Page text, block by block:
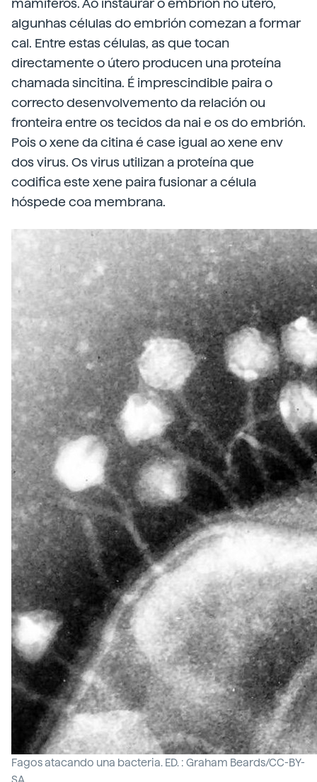
mamíferos. Ao instaurar o embrión no útero,
algunhas células do embrión comezan a formar
cal. Entre estas células, as que tocan
directamente o útero producen una proteína
chamada sincitina. É imprescindible paira o
correcto desenvolvemento da relación ou
fronteira entre os tecidos da nai e os do embrión.
Pois o xene da citina é case igual ao xene env
dos virus. Os virus utilizan a proteína que
codifica este xene paira fusionar a célula
hóspede coa membrana.
Fagos atacando una bacteria. ED. : Graham Beards/CC-BY-